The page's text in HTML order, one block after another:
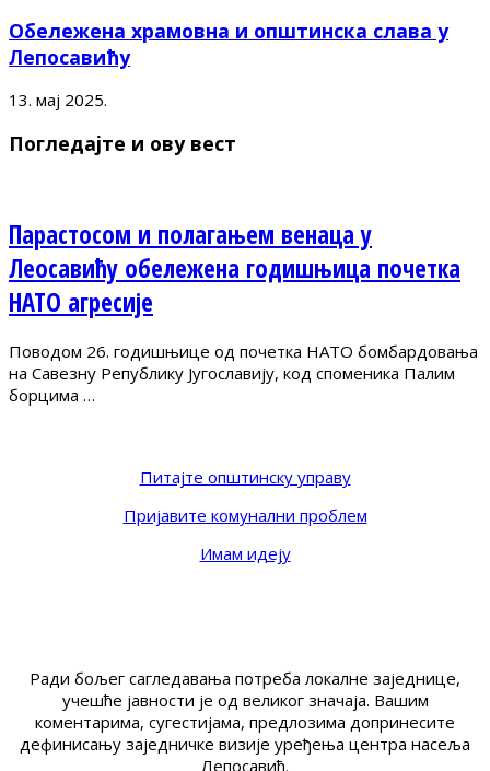
Обележена храмовна и општинска слава у
Лепосавићу
13. мај 2025.
Погледајте и ову вест
Парастосом и полагањем венаца у
Леосавићу обележена годишњица почетка
НАТО агресије
Поводом 26. годишњице од почетка НАТО бомбардовања
на Савезну Републику Југославију, код споменика Палим
борцима …
Питајте општинску управу
Пријавите комунални проблем
Имам идеју
Ради бољег сагледавања потреба локалне заједнице,
учешће јавности је од великог значаја. Вашим
коментарима, сугестијама, предлозима допринесите
дефинисању заједничке визије уређења центра насеља
Лепосавић.